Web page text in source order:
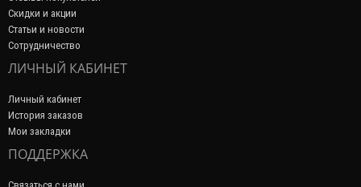
Скидки и акции
Статьи и новости
Сотрудничество
ЛИЧНЫЙ КАБИНЕТ
Личный кабинет
История заказов
Мои закладки
ПОДДЕРЖКА